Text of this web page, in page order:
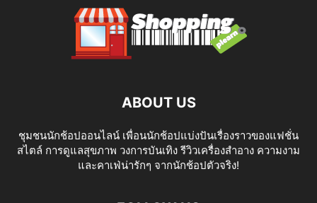
ABOUT US
ชุมชนนักช้อปออนไลน์ เพื่อนนักช้อปแบ่งปันเรื่องราวของแฟชั่น
สไตล์ การดูแลสุขภาพ วงการบันเทิง รีวิวเครื่องสำอาง ความงาม
และคาเฟ่น่ารักๆ จากนักช้อปตัวจริง!